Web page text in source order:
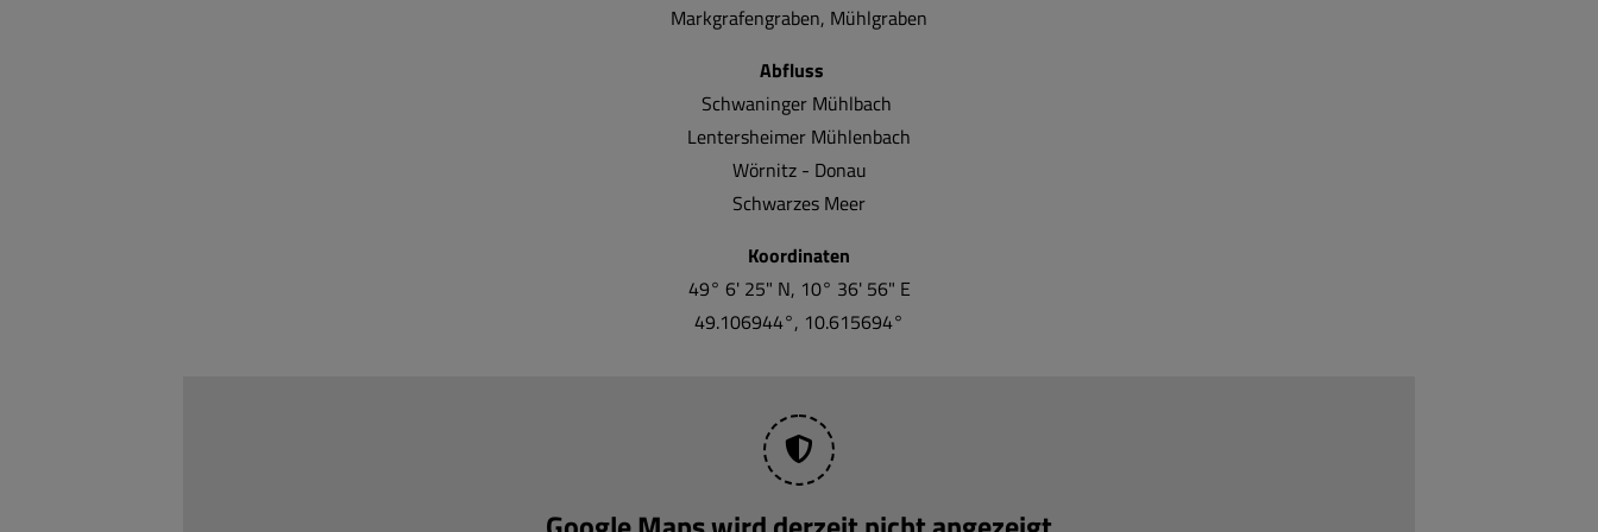
Markgrafengraben, Mühlgraben
Abfluss
Schwaninger Mühlbach
Lentersheimer Mühlenbach
Wörnitz - Donau
Schwarzes Meer
Koordinaten
49° 6' 25" N, 10° 36' 56" E
49.106944°, 10.615694°